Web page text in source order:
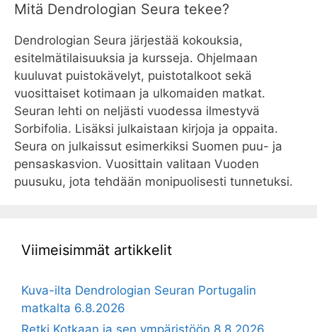
Mitä Dendrologian Seura tekee?
Dendrologian Seura järjestää kokouksia,
esitelmätilaisuuksia ja kursseja. Ohjelmaan
kuuluvat puistokävelyt, puistotalkoot sekä
vuosittaiset kotimaan ja ulkomaiden matkat.
Seuran lehti on neljästi vuodessa ilmestyvä
Sorbifolia. Lisäksi julkaistaan kirjoja ja oppaita.
Seura on julkaissut esimerkiksi Suomen puu- ja
pensaskasvion. Vuosittain valitaan Vuoden
puusuku, jota tehdään monipuolisesti tunnetuksi.
Viimeisimmät artikkelit
Kuva-ilta Dendrologian Seuran Portugalin
matkalta 6.8.2026
Retki Kotkaan ja sen ympäristöön 8.8.2026